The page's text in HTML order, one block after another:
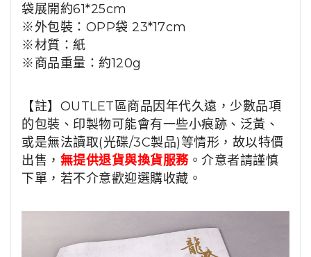
袋展開約61*25cm
※外包裝：OPP袋 23*17cm
※材質：紙
※商品重量：約120g
【註】OUTLET區商品因年代久遠，少數品項
的包裝、印製物可能會有一些小痕跡、泛黃、
或是無法讀取(光碟/3C製品)等情形，故以特價
出售， 無提供退貨與換貨服務。介意者請謹慎
下單，若不介意歡迎選購收藏。